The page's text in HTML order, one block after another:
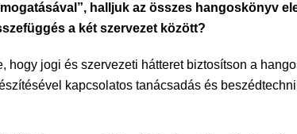
halljuk az összes hangoskönyv
a két szervezet között?
hogy jogi és szervezeti hátteret biztosítson a
kapcsolatos tanácsadás és